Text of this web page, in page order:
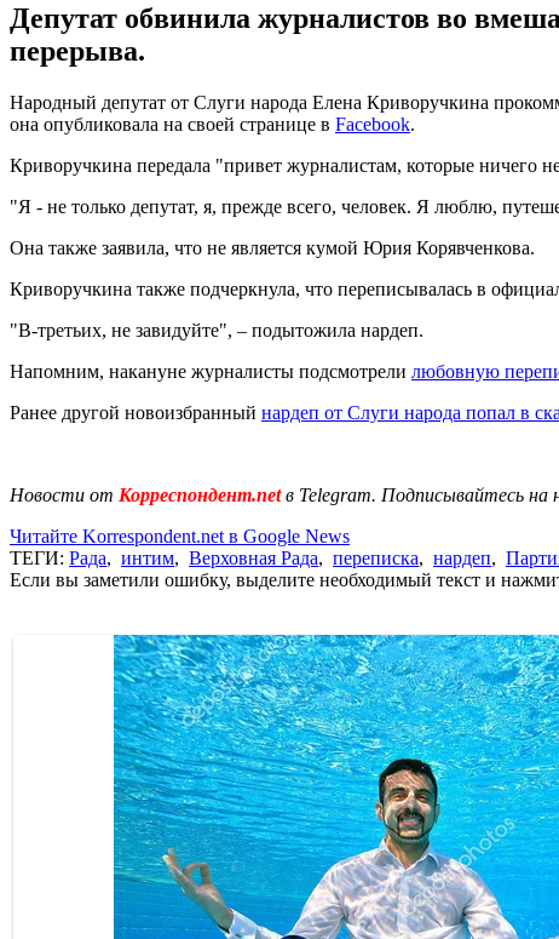
Депутат обвинила журналистов во
перерыва.
Народный депутат от Слуги народа Елена Криворучкина
она опубликовала на своей странице в Facebook.
Криворучкина передала "привет журналистам, которые ничего
"Я - не только депутат, я, прежде всего, человек. Я люблю,
Она также заявила, что не является кумой Юрия Корявченкова.
Криворучкина также подчеркнула, что переписывалась в
"В-третьих, не завидуйте", – подытожила нардеп.
Напомним, накануне журналисты подсмотрели любовную
Ранее другой новоизбранный нардеп от Слуги народа попал в
Новости от Корреспондент.netв Telegram. Подписывайтесь на
Читайте Korrespondent.net в Google News
ТЕГИ: Рада, интим, Верховная Рада, переписка, нардеп,
Если вы заметили ошибку, выделите необходимый текст и